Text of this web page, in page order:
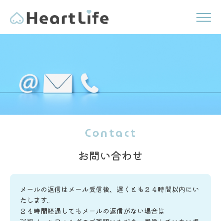
Contact
お問い合わせ
メールの返信はメール受信後、遅くとも２４時間以内にい
たします。
２４時間経過してもメールの返信がない場合は